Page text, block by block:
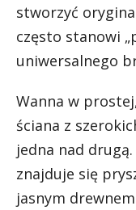
stworzyć
często stanowi
uniwersalnego
Wanna w
ściana z
jedna nad
znajduje się
jasnym